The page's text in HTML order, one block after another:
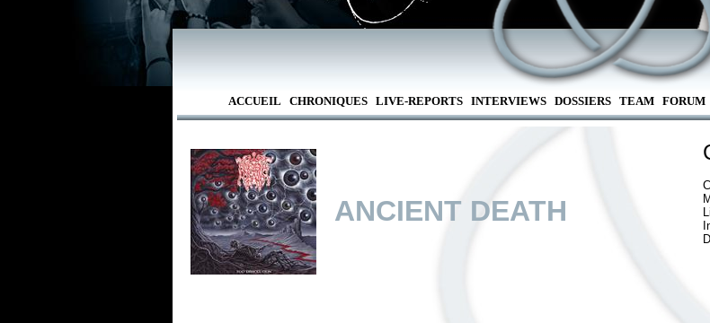
ACCUEIL CHRONIQUES LIVE-REPORTS INTERVIEWS DOSSIERS TEAM FORUM
ANCIENT DEATH